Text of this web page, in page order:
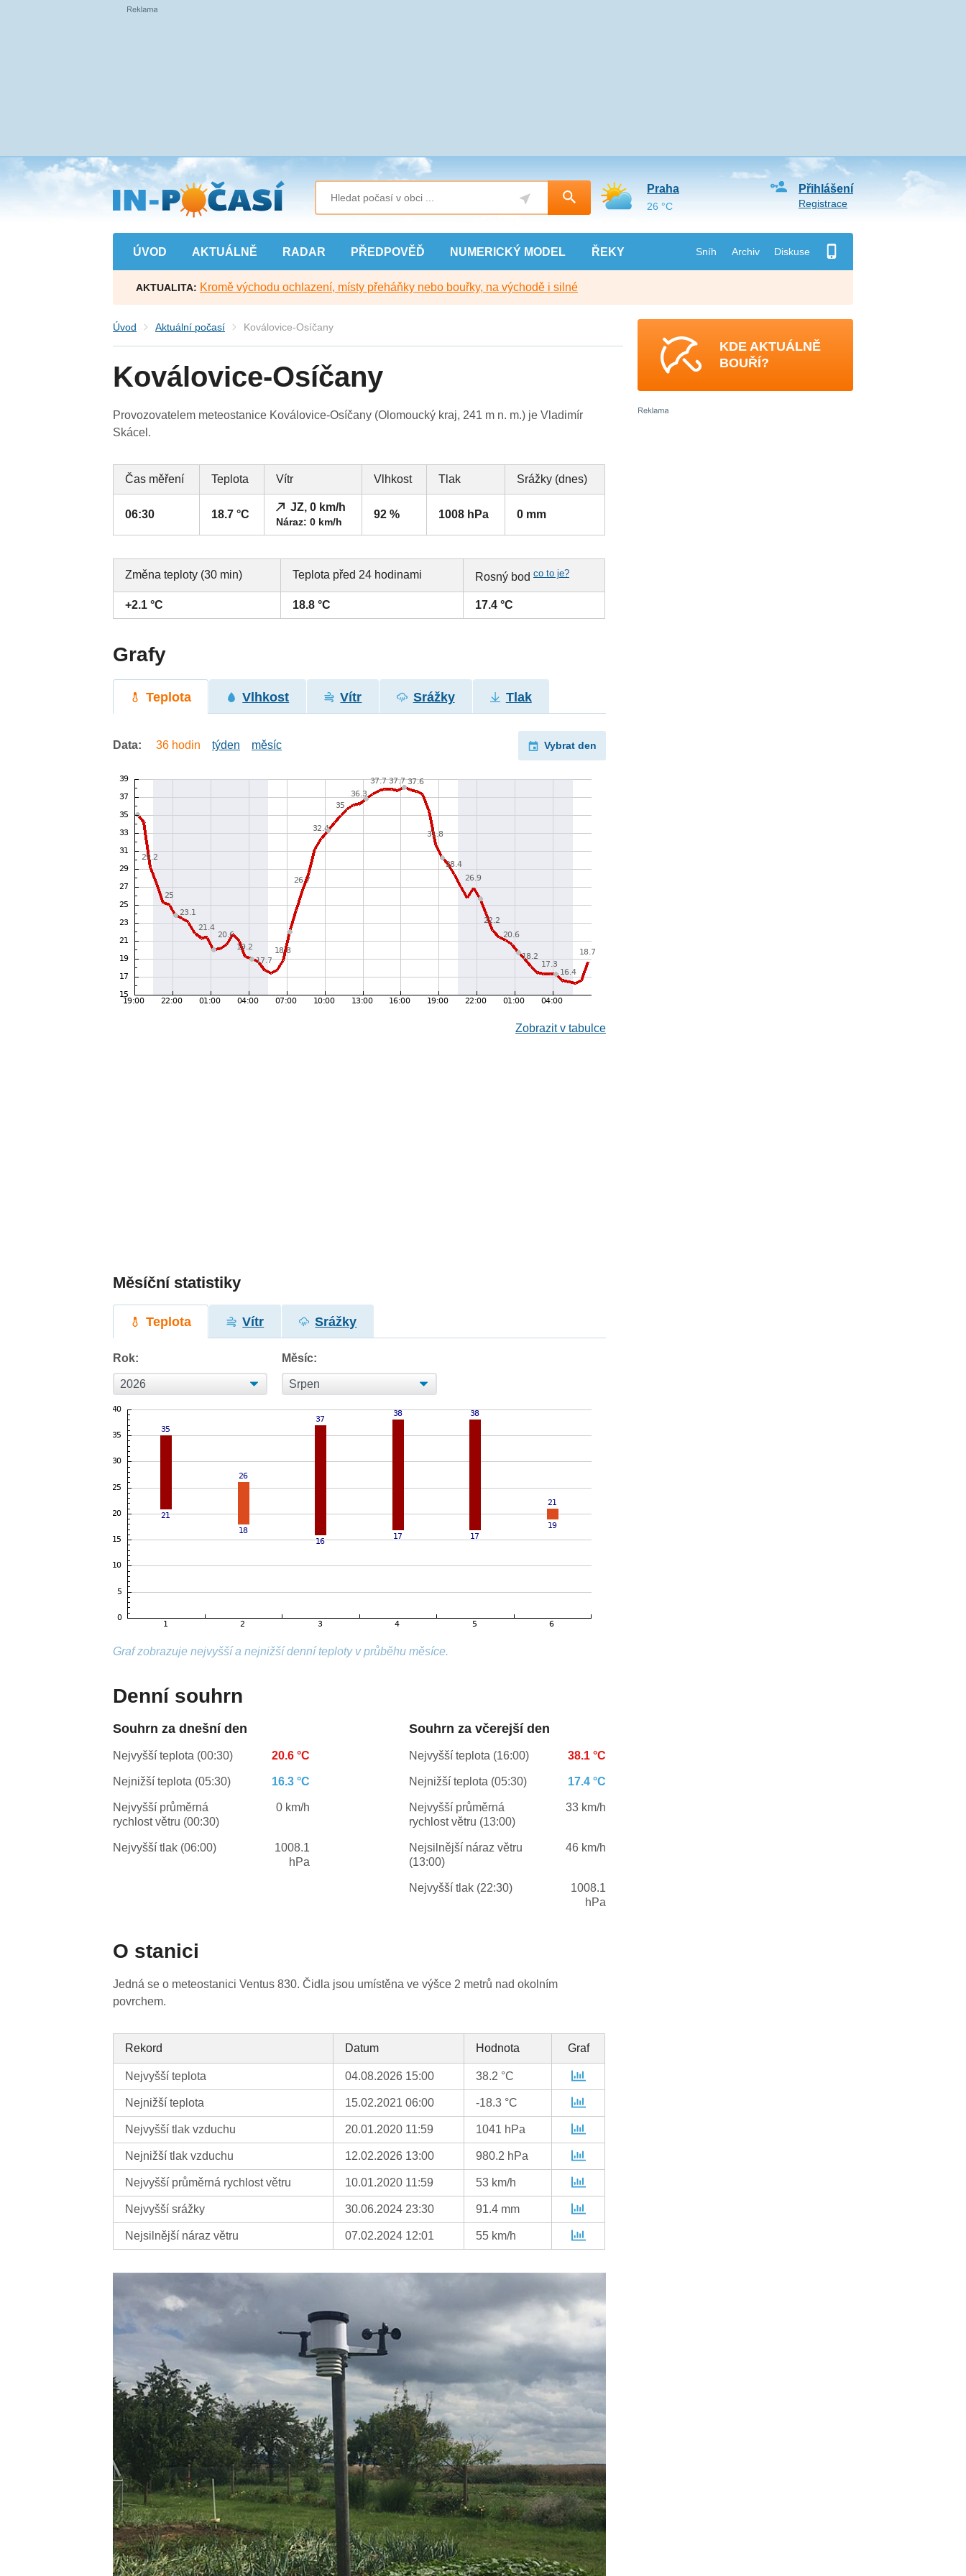
Přejít
na
hlavní
obsah
ÚVOD AKTUÁLNĚ RADAR PŘEDPOVĚĎ NUMERICKÝ MODEL ŘEKY Sníh Archiv Diskuse
Přihlášení
Registrace
Praha
26 °C
AKTUALITA: Kromě východu ochlazení, místy přeháňky nebo bouřky, na východě i silné
Úvod Aktuální počasí Koválovice-Osíčany
Koválovice-Osíčany
Provozovatelem meteostanice Koválovice-Osíčany (Olomoucký kraj, 241 m n. m.) je Vladimír
Skácel.
Čas měření Teplota Vítr Vlhkost Tlak Srážky (dnes)
06:30 18.7 °C
JZ, 0 km/h
Náraz: 0 km/h
92 % 1008 hPa 0 mm
Změna teploty (30 min) Teplota před 24 hodinami Rosný bodco to je?
+2.1 °C 18.8 °C 17.4 °C
Grafy
Teplota Vlhkost Vítr Srážky Tlak
Data: 36 hodin týden měsíc Vybrat den
Zobrazit v tabulce
Měsíční statistiky
Teplota Vítr Srážky
Rok: Měsíc:
Graf zobrazuje nejvyšší a nejnižší denní teploty v průběhu měsíce.
Denní souhrn
Souhrn za dnešní den
Nejvyšší teplota (00:30) 20.6 °C
Nejnižší teplota (05:30) 16.3 °C
Nejvyšší průměrná
rychlost větru (00:30)
0 km/h
Nejvyšší tlak (06:00)
1008.1
hPa
Souhrn za včerejší den
Nejvyšší teplota (16:00) 38.1 °C
Nejnižší teplota (05:30) 17.4 °C
Nejvyšší průměrná
rychlost větru (13:00)
33 km/h
Nejsilnější náraz větru
(13:00)
46 km/h
Nejvyšší tlak (22:30)
1008.1
hPa
O stanici
Jedná se o meteostanici Ventus 830. Čidla jsou umístěna ve výšce 2 metrů nad okolním
povrchem.
Rekord Datum Hodnota Graf
Nejvyšší teplota 04.08.2026 15:00 38.2 °C
Nejnižší teplota 15.02.2021 06:00 -18.3 °C
Nejvyšší tlak vzduchu 20.01.2020 11:59 1041 hPa
Nejnižší tlak vzduchu 12.02.2026 13:00 980.2 hPa
Nejvyšší průměrná rychlost větru 10.01.2020 11:59 53 km/h
Nejvyšší srážky 30.06.2024 23:30 91.4 mm
Nejsilnější náraz větru 07.02.2024 12:01 55 km/h
KDE AKTUÁLNĚ
BOUŘÍ?